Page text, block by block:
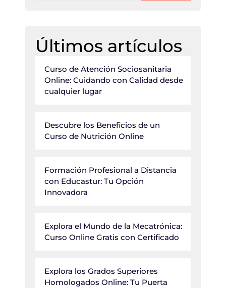
Últimos artículos
Curso de Atención Sociosanitaria
Online: Cuidando con Calidad desde
cualquier lugar
Descubre los Beneficios de un
Curso de Nutrición Online
Formación Profesional a Distancia
con Educastur: Tu Opción
Innovadora
Explora el Mundo de la Mecatrónica:
Curso Online Gratis con Certificado
Explora los Grados Superiores
Homologados Online: Tu Puerta